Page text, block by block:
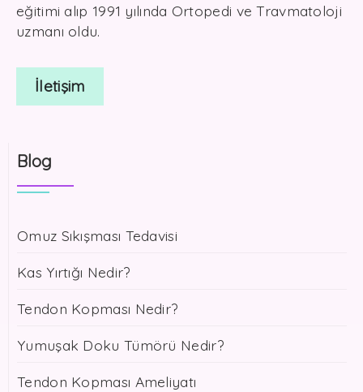
eğitimi alıp 1991 yılında Ortopedi ve Travmatoloji
uzmanı oldu.
İletişim
Blog
Omuz Sıkışması Tedavisi
Kas Yırtığı Nedir?
Tendon Kopması Nedir?
Yumuşak Doku Tümörü Nedir?
Tendon Kopması Ameliyatı